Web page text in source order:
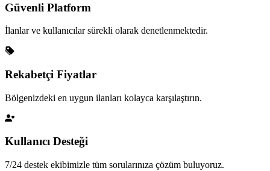
Güvenli Platform
İlanlar ve kullanıcılar sürekli olarak denetlenmektedir.
Rekabetçi Fiyatlar
Bölgenizdeki en uygun ilanları kolayca karşılaştırın.
Kullanıcı Desteği
7/24 destek ekibimizle tüm sorularınıza çözüm buluyoruz.